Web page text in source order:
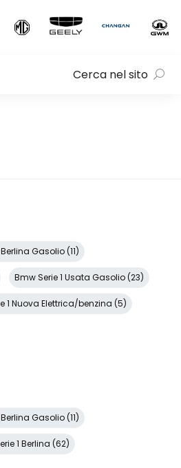
Cerca nel sito
Gasolio (11)
Bmw Serie 1 Usata Gasolio (23)
1 Nuova Elettrica/benzina (5)
Gasolio (11)
1 Berlina (62)